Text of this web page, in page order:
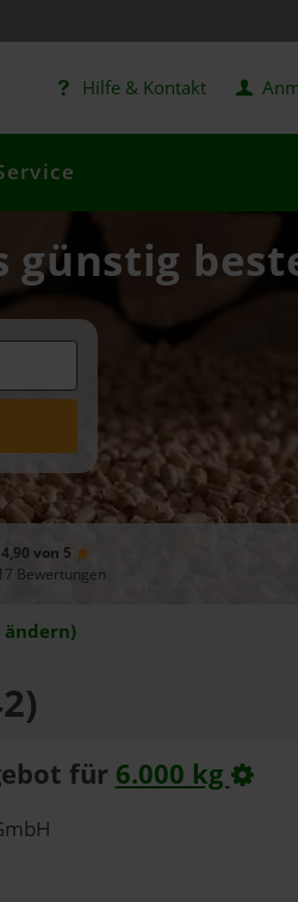
Hilfe & Kontakt
günstig
4,90 von 5
Bewertungen
ändern)
für 6.000 kg